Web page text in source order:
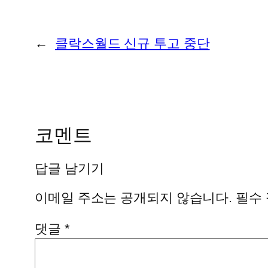
← 클락스월드 신규 투고 중단
코멘트
답글 남기기
이메일 주소는 공개되지 않습니다. 필수
댓글 *